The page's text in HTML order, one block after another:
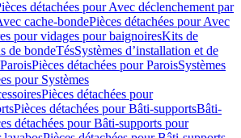
détachées pour Avec déclenchement par
cache-bondePièces détachées pour Avec
pour vidages pour baignoiresKits de
de bondeTésSystèmes d’installation et de
ParoisPièces détachées pour ParoisSystèmes
pour Systèmes
Pièces détachées pour
Pièces détachées pour Bâti-supportsBâti-
détachées pour Bâti-supports pour